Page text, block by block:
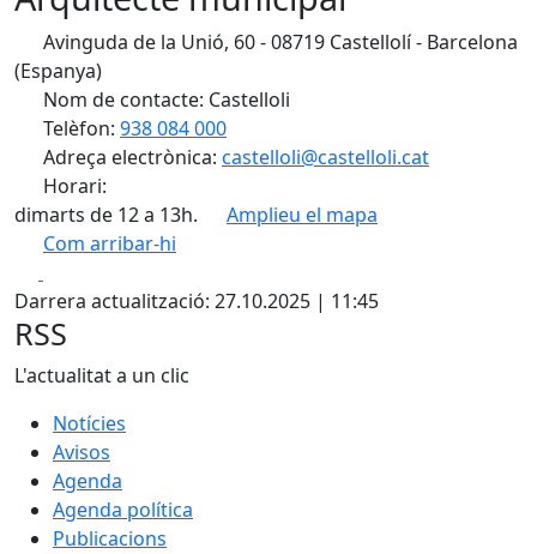
Avinguda de la Unió, 60 - 08719 Castellolí - Barcelona
(Espanya)
Nom de contacte: Castelloli
Telèfon: 938 084 000
Adreça electrònica: castelloli@castelloli.cat
Horari:
dimarts de 12 a 13h.
Amplieu el mapa
Com arribar-hi
+
−
Darrera actualització: 27.10.2025 | 11:45
RSS
L'actualitat a un clic
Notícies
Avisos
Agenda
Agenda política
Publicacions